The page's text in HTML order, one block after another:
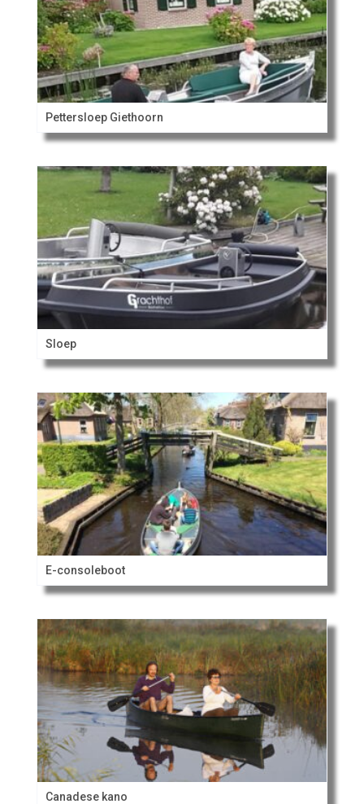
Pettersloep Giethoorn
Sloep
E-consoleboot
Canadese kano